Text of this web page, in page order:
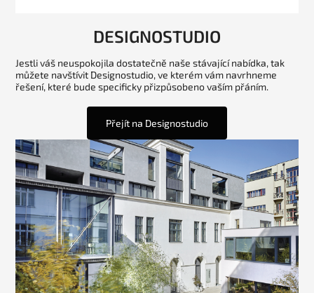
DESIGNOSTUDIO
Jestli váš neuspokojila dostatečně naše stávající nabídka, tak
můžete navštívit Designostudio, ve kterém vám navrhneme
řešení, které bude specificky přizpůsobeno vaším přáním.
Přejít na Designostudio